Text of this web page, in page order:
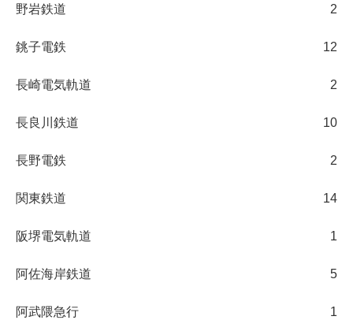
野岩鉄道 2
銚子電鉄 12
長崎電気軌道 2
長良川鉄道 10
長野電鉄 2
関東鉄道 14
阪堺電気軌道 1
阿佐海岸鉄道 5
阿武隈急行 1